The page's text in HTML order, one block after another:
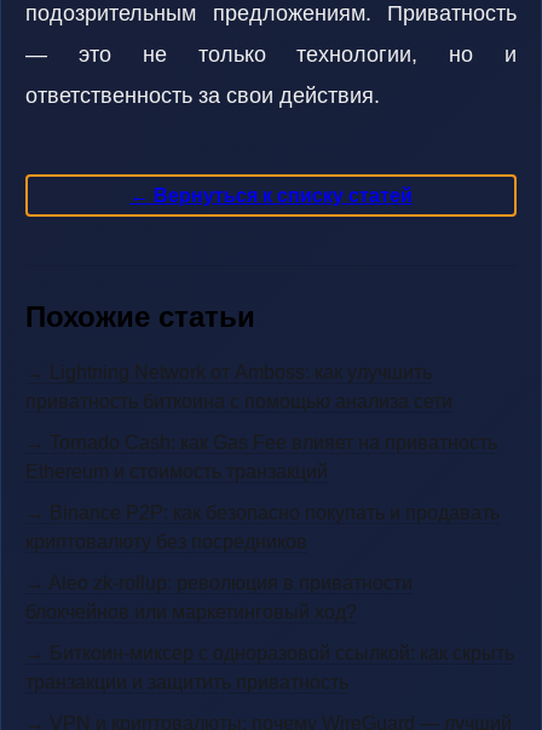
подозрительным предложениям. Приватность
— это не только технологии, но и
ответственность за свои действия.
← Вернуться к списку статей
Похожие статьи
→ Lightning Network от Amboss: как улучшить
приватность биткоина с помощью анализа сети
→ Tornado Cash: как Gas Fee влияет на приватность
Ethereum и стоимость транзакций
→ Binance P2P: как безопасно покупать и продавать
криптовалюту без посредников
→ Aleo zk-rollup: революция в приватности
блокчейнов или маркетинговый ход?
→ Биткоин-миксер с одноразовой ссылкой: как скрыть
транзакции и защитить приватность
→ VPN и криптовалюты: почему WireGuard — лучший